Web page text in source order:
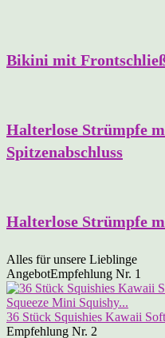
Bikini mit
Halterlose Strümpfe
Spitzenabschluss
Halterlose Strümpfe
Alles für unsere Lieblinge
AngebotEmpfehlung Nr. 1
36 Stück Squishies Kawaii
Empfehlung Nr. 2